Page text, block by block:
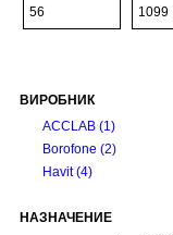
ВИРОБНИК
ACCLAB (1)
Borofone (2)
Havit (4)
НАЗНАЧЕНИЕ